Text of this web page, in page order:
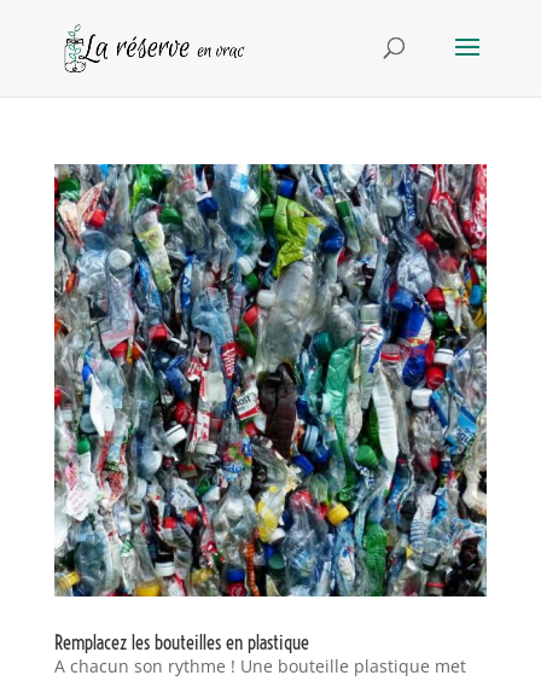
Remplacez les bouteilles en plastique
A chacun son rythme ! Une bouteille plastique met